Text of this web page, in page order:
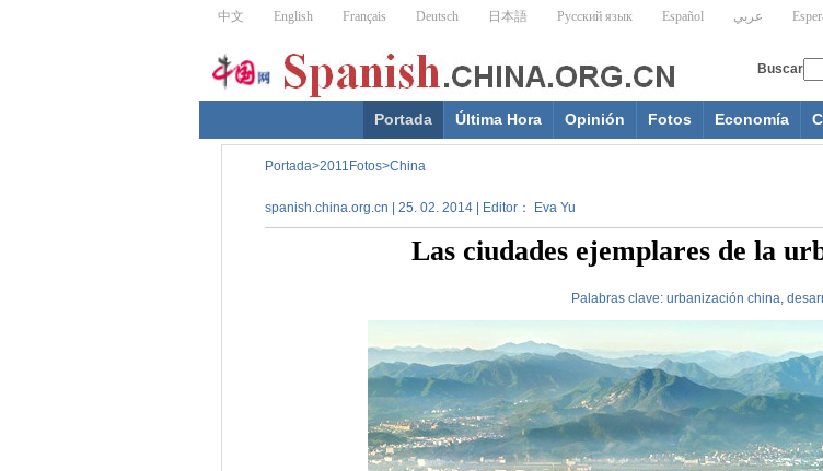
Portada Última Hora Opinión Fotos Economía
Portada>2011Fotos>China
spanish.china.org.cn | 25. 02. 2014 | Editor： Eva Yu
Las ciudades ejemplares de la
Palabras clave: urbanización china,